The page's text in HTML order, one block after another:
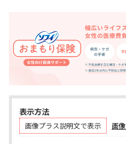
表示方法
画像プラス説明文で表示 画